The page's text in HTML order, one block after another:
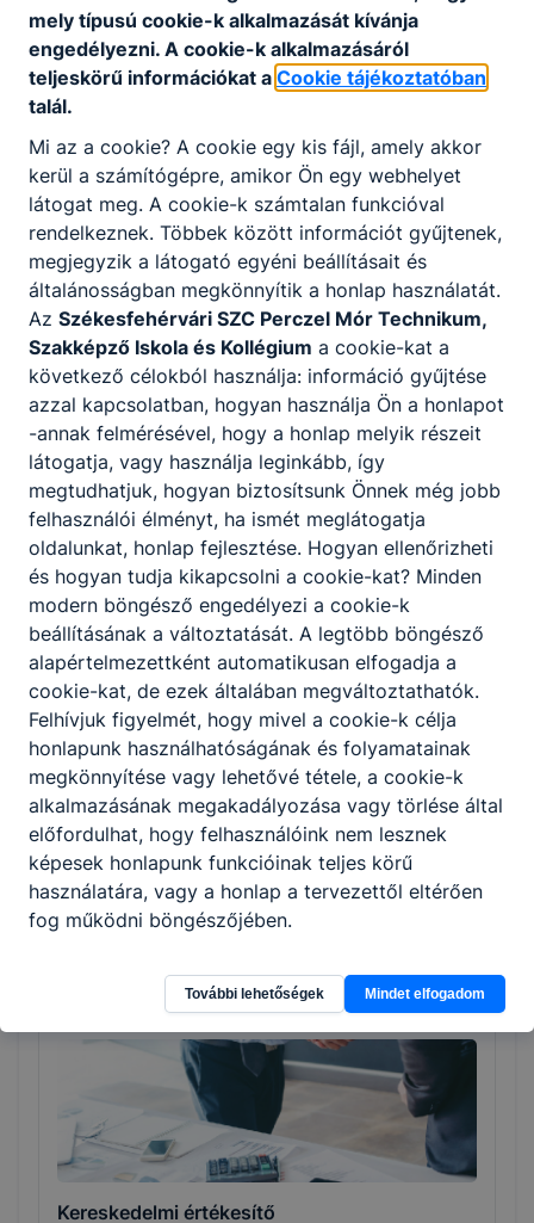
egymástól, igazodva a Képzési és Kimeneteli
Követelményekben, szakképesítés esetén a
Programkövetelményekben meghatározott
tartalmakhoz és a helyi igényekhez.
Szakmák
Gépész technikus
Gépészet
Tovább
Gépi és CNC forgácsoló
Gépészet
Kereskedelmi értékesítő
mely típusú cookie-k alkalmazását kívánja
engedélyezni. A cookie-k alkalmazásáról
teljeskörű információkat a Cookie tájékoztatóban
talál.
Mi az a cookie? A cookie egy kis fájl, amely akkor
kerül a számítógépre, amikor Ön egy webhelyet
látogat meg. A cookie-k számtalan funkcióval
rendelkeznek. Többek között információt gyűjtenek,
megjegyzik a látogató egyéni beállításait és
általánosságban megkönnyítik a honlap használatát.
Az Székesfehérvári SZC Perczel Mór Technikum,
Szakképző Iskola és Kollégium a cookie-kat a
következő célokból használja: információ gyűjtése
azzal kapcsolatban, hogyan használja Ön a honlapot
-annak felmérésével, hogy a honlap melyik részeit
látogatja, vagy használja leginkább, így
megtudhatjuk, hogyan biztosítsunk Önnek még jobb
felhasználói élményt, ha ismét meglátogatja
oldalunkat, honlap fejlesztése. Hogyan ellenőrizheti
és hogyan tudja kikapcsolni a cookie-kat? Minden
modern böngésző engedélyezi a cookie-k
beállításának a változtatását. A legtöbb böngésző
alapértelmezettként automatikusan elfogadja a
cookie-kat, de ezek általában megváltoztathatók.
Felhívjuk figyelmét, hogy mivel a cookie-k célja
honlapunk használhatóságának és folyamatainak
megkönnyítése vagy lehetővé tétele, a cookie-k
alkalmazásának megakadályozása vagy törlése által
előfordulhat, hogy felhasználóink nem lesznek
képesek honlapunk funkcióinak teljes körű
használatára, vagy a honlap a tervezettől eltérően
fog működni böngészőjében.
További lehetőségek Mindet elfogadom